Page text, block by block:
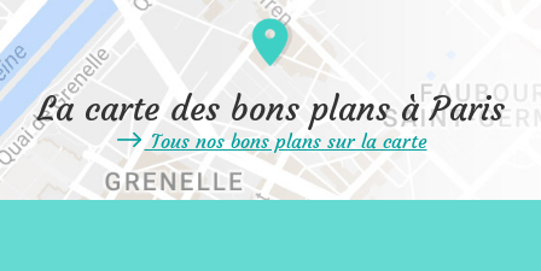
La carte des bons plans à Paris
Tous nos bons plans sur la carte